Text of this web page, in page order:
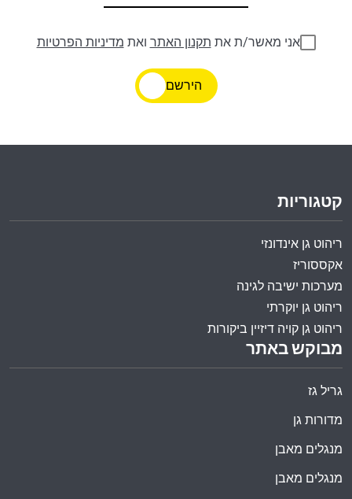
אני מאשר/ת את תקנון האתר ואת מדיניות הפרטיות
הירשם
מבוקש באתר
גריל גז
מדורות גן
מנגלים מאבן
מנגלים מאבן
קטגוריות
ריהוט גן אינדונזי
אקססוריז
מערכות ישיבה לגינה
ריהוט גן יוקרתי
ריהוט גן קויה דיזיין ביקורות